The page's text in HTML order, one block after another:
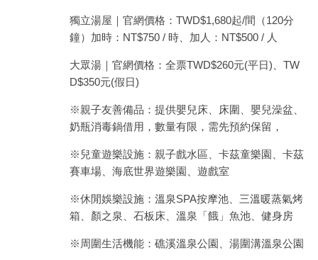
獨立湯屋｜官網價格：TWD$1,680起/間（120分
鐘）加時：NT$750 / 時、加人：NT$500 / 人
大眾湯｜官網價格：全票TWD$260元(平日)、TW
D$350元(假日)
※親子友善備品：提供嬰兒床、床圍、嬰兒澡盆、
奶瓶消毒鍋借用，數量有限，需先預約保留，
※兒童遊樂設施：親子戲水區、卡茲童樂園、卡茲
賽車場、海底世界遊樂園、遊戲室
※休閒娛樂設施：溫泉SPA按摩池、三溫暖蒸氣烤
箱、顏之泉、石板床、溫泉「餓」魚池、健身房
※周圍生活機能：礁溪溫泉公園、湯圍溝溫泉公園